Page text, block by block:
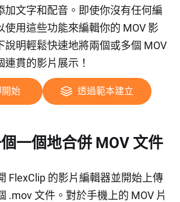
加文字和配音。即使你沒有任何編
使用這些功能來編輯你的 MOV 影
說明輕鬆快速地將兩個或多個 MOV
貫的影片展示！
始 透過範本建立
一個地合併 MOV 文件
FlexClip 的影片編輯器並開始上傳
.mov 文件。對於手機上的 MOV 片